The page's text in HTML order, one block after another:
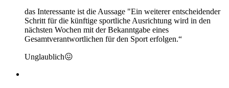
das Interessante ist die Aussage "Ein weiterer entscheidender
Schritt für die künftige sportliche Ausrichtung wird in den
nächsten Wochen mit der Bekanntgabe eines
Gesamtverantwortlichen für den Sport erfolgen.“
Unglaublich😖